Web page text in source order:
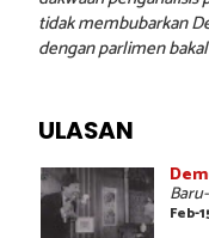
tidak membubarkan
dengan parlimen
ULASAN
Feb-